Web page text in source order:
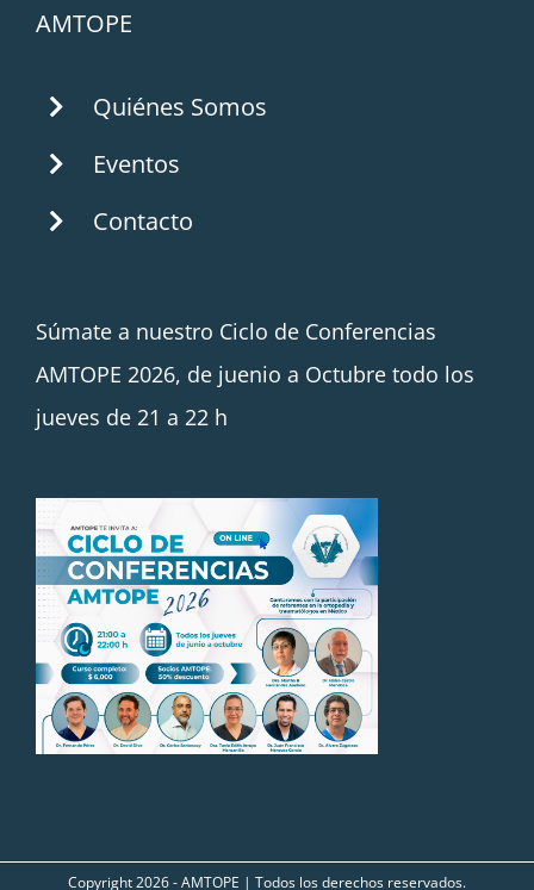
AMTOPE
Quiénes Somos
Eventos
Contacto
Súmate a nuestro Ciclo de Conferencias
AMTOPE 2026, de juenio a Octubre todo los
jueves de 21 a 22 h
Copyright2026 - AMTOPE | Todos los derechos reservados.